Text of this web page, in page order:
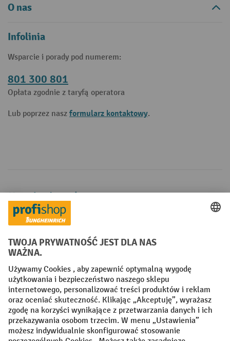
O nas
Infolinia
Wsparcie i porady pod numerem:
801 300 801
Opłata zgodnie z taryfą operatora
Lub poprzez nasz formularz kontaktowy.
Metody płatności
Creditcard (Master)Creditcard (Visa)
Factura Przedpłata
Sieci społecznościowe
Facebook
YouTube
LinkedIn
Instagram